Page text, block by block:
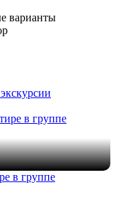
варианты
в группе